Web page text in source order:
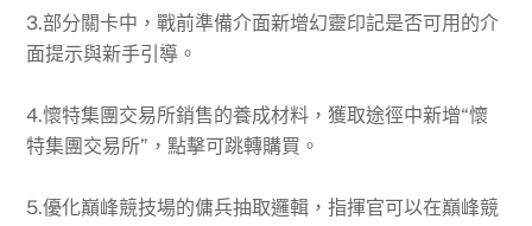
3.部分關卡中，戰前準備介面新增幻靈印記是否可用的介
面提示與新手引導。
4.懷特集團交易所銷售的養成材料，獲取途徑中新增“懷
特集團交易所”，點擊可跳轉購買。
5.優化巔峰競技場的傭兵抽取邏輯，指揮官可以在巔峰競